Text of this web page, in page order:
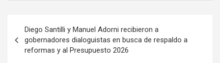
de
entradas
Diego Santilli y Manuel Adorni recibieron a
gobernadores dialoguistas en busca de respaldo a
reformas y al Presupuesto 2026